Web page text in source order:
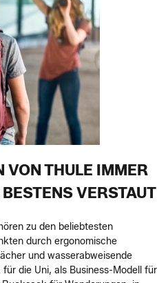
VON THULE IMMER
VERSTAUT
zu den beliebtesten
durch ergonomische
und wasserabweisende
die Uni, als Business-Modell für